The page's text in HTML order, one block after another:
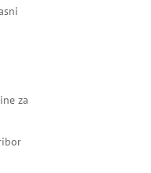
za